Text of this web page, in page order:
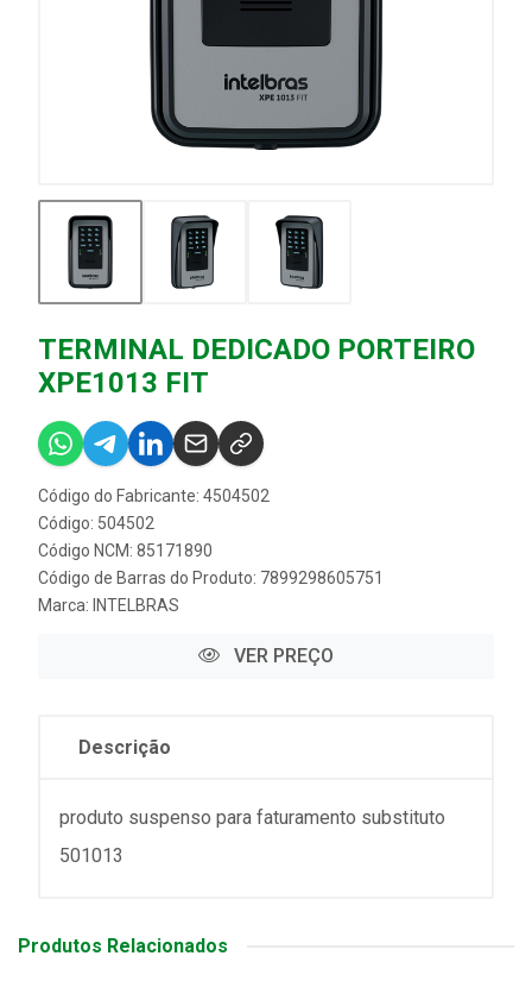
TERMINAL DEDICADO PORTEIRO
XPE1013 FIT
Código do Fabricante: 4504502
Código: 504502
Código NCM: 85171890
Código de Barras do Produto: 7899298605751
Marca: INTELBRAS
VER PREÇO
Descrição
produto suspenso para faturamento substituto
501013
Produtos Relacionados